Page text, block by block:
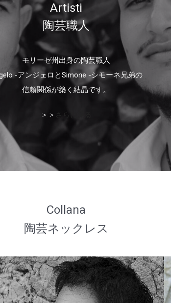
Artisti
陶芸職人
モリーゼ州出身の陶芸職人
-アンジェロとSimone -シモーネ兄弟の
信頼関係が築く結晶です。
＞＞
Collana
陶芸ネックレス